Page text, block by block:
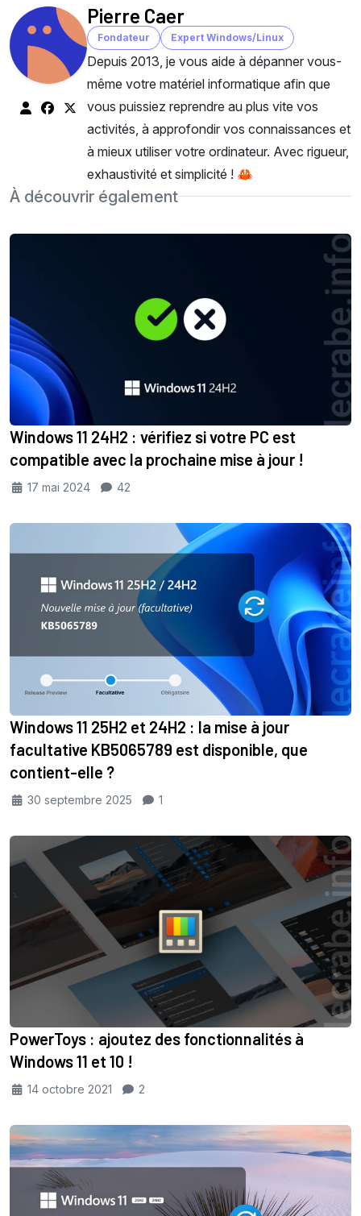
Pierre Caer
Fondateur Expert Windows/Linux
Depuis 2013, je vous aide à dépanner vous-
même votre matériel informatique afin que
vous puissiez reprendre au plus vite vos
activités, à approfondir vos connaissances et
à mieux utiliser votre ordinateur. Avec rigueur,
exhaustivité et simplicité ! 🦀
À découvrir également
Windows 11 24H2 : vérifiez si votre PC est
compatible avec la prochaine mise à jour !
17 mai 2024 42
Windows 11 25H2 et 24H2 : la mise à jour
facultative KB5065789 est disponible, que
contient-elle ?
30 septembre 2025 1
PowerToys : ajoutez des fonctionnalités à
Windows 11 et 10 !
14 octobre 2021 2